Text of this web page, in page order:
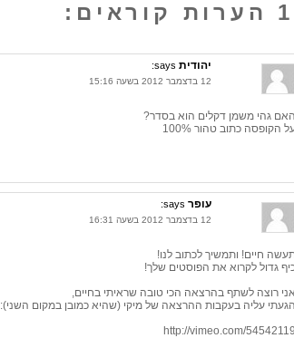
יהודית says:
12 בדצמבר 2012 בשעה 15:16
האם גהי משמן דקלים הוא בסדר?
הקופסה כתוב טהור 100%
עופר says:
12 בדצמבר 2012 בשעה 16:31
חיים! ותמשיך לכתוב לנו!
גדול לקרוא את הפוסטים שלך!
אני רוצה לשתף בהרצאה הכי טובה שראיתי בחיים,
הגעתי עליה בעקבות ההרצאה של מיקי (שהיא כמובן במקום השני):
http://vimeo.com/54542119